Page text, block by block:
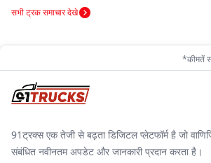
सभी ट्रक समाचार देखे
*कीमतें
91ट्रक्स एक तेजी से बढ़ता डिजिटल प्लेटफॉर्म है जो
संबंधित नवीनतम अपडेट और जानकारी प्रदान करता है।